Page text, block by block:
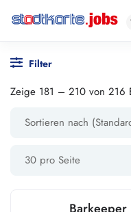
Filter
Zeige 181 – 210 von 216
Sortieren nach
30 pro Seite